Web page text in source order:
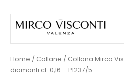
Home / Collane / Collana Mirco
diamanti ct. 0,16 – P1237/5